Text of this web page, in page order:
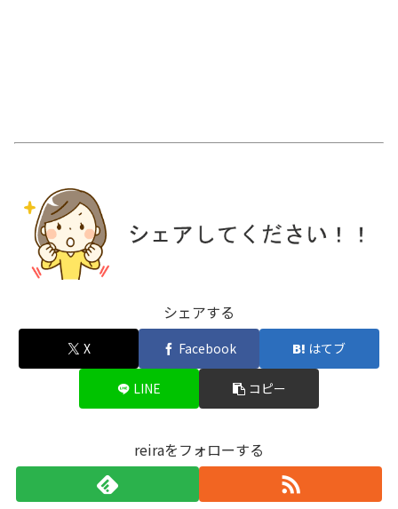
シェアする
X Facebook はてブ
LINE コピー
reiraをフォローする